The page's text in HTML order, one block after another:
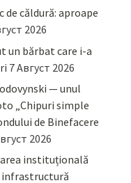
căldură: aproape
2026
un bărbat care i-a
7 Август 2026
— unul
„Chipuri simple
de Binefacere
2026
instituțională